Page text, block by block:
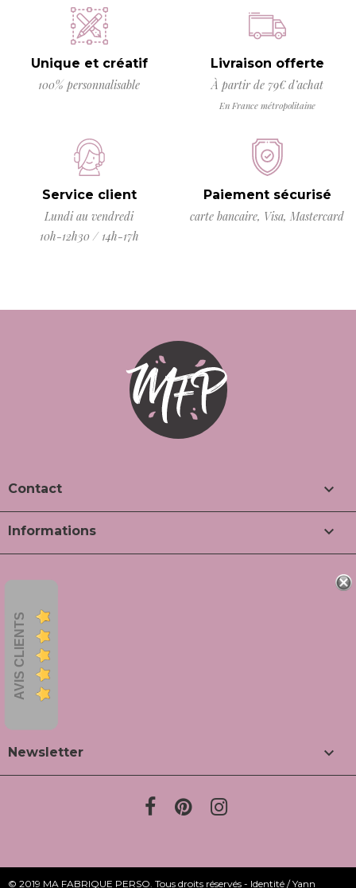
Unique et créatif
100% personnalisable
Livraison offerte
À partir de 79€ d’achat
En France métropolitaine
Service client
Lundi au vendredi
10h-12h30 / 14h-17h
Paiement sécurisé
carte bancaire, Visa, Mastercard
Contact 
Informations 
AVIS CLIENTS
Newsletter 
© 2019 MA FABRIQUE PERSO. Tous droits réservés - Identité / Yann